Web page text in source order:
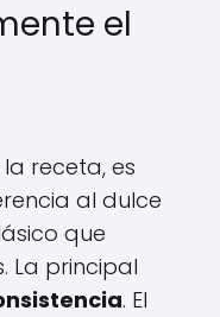
el
receta, es
al dulce
que
La principal
. El